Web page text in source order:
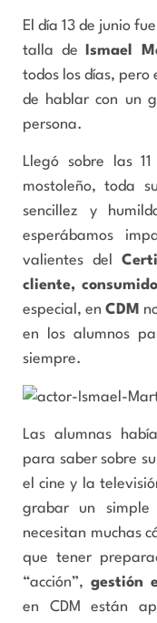
El día 13 de junio
talla de
Ismael
todos los días, pero
de hablar con un
persona.
Llegó sobre las
mostoleño, toda
sencillez y
esperábamos
valientes del
cliente,
especial, en CDM
en los alumnos
siempre.
Las alumnas
para saber sobre
el cine y la
grabar un simple
necesitan muchas
que tener
“acción”, gestión
en CDM están